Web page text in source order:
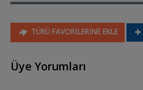
TÜRÜ FAVORİLERİNE EKLE
Üye Yorumları